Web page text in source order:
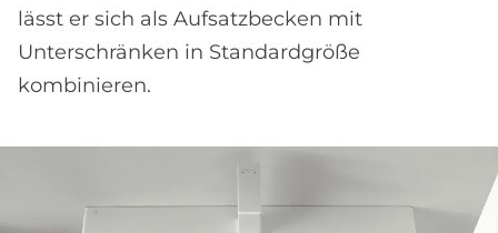
lässt er sich als Aufsatzbecken mit
Unterschränken in Standardgröße
kombinieren.